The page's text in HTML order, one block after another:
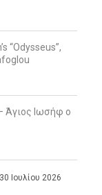
“Odysseus”,
Άγιος Ιωσήφ ο
30 Ιουλίου 2026